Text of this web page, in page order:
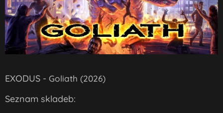
EXODUS - Goliath (2026)
Seznam skladeb: